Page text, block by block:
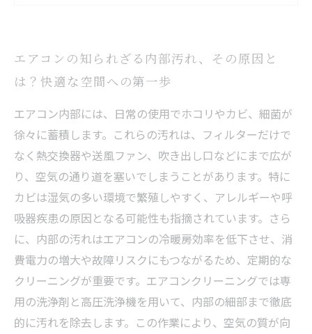
省エネ・健康メリットの数々
なぜ定期的なエアコンクリーニングが長期的な
コスト削減につながるのか
自宅でできる簡単メンテナンスとプロに任せる
べきクリーニングの違い
エアコンの性能を最大限に保つために、今すぐ
始めたいクリーニング習慣
エアコンの知られざる内部汚れ、その原因と
は？快適な空間への第一歩
エアコン内部には、日常の使用でホコリやカビ、細菌が
徐々に蓄積します。これらの汚れは、フィルターだけで
なく熱交換器や送風ファン、吹き出し口などにまで広が
り、空気の通り道を塞いでしまうことがあります。特に
カビは湿気の多い環境で繁殖しやすく、アレルギーや呼
吸器疾患の原因となる可能性も指摘されています。さら
に、内部の汚れはエアコンの冷暖房効率を低下させ、消
費電力の増大や故障リスクにもつながるため、定期的な
クリーニングが重要です。エアコンクリーニングでは専
用の洗浄剤と高圧洗浄機を用いて、内部の細部まで徹底
的に汚れを除去します。この作業により、空気の質が向